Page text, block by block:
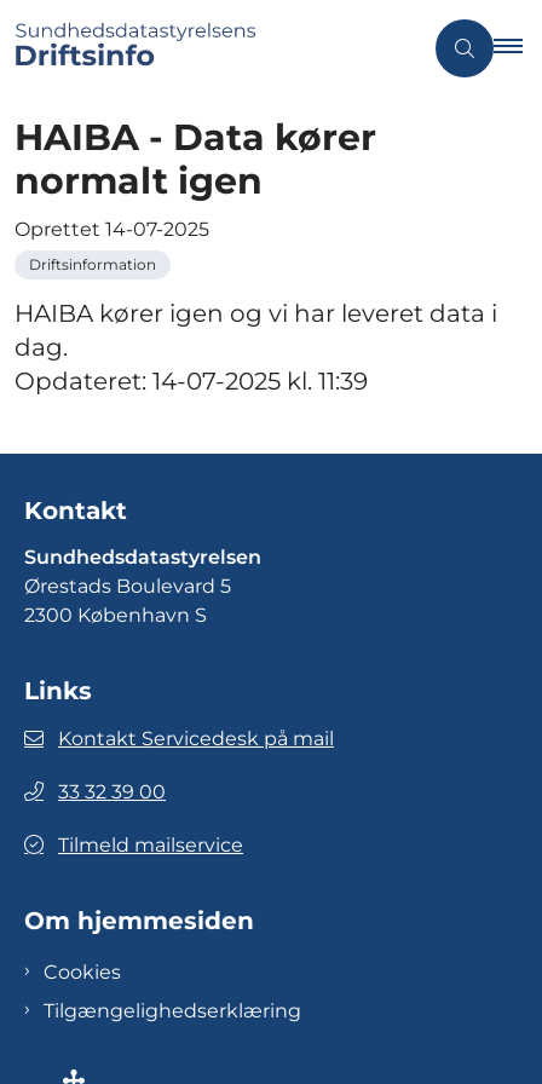
HAIBA - Data kører
normalt igen
Oprettet 14-07-2025
Driftsinformation
HAIBA kører igen og vi har leveret data i
dag.
Opdateret: 14-07-2025 kl. 11:39
Kontakt
Sundhedsdatastyrelsen
Ørestads Boulevard 5
2300 København S
Links
Kontakt Servicedesk på mail
33 32 39 00
Tilmeld mailservice
Om hjemmesiden
Cookies
Tilgængelighedserklæring